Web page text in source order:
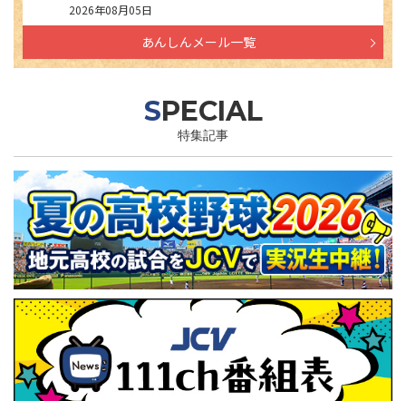
2026年08月05日
あんしんメール一覧
SPECIAL
特集記事